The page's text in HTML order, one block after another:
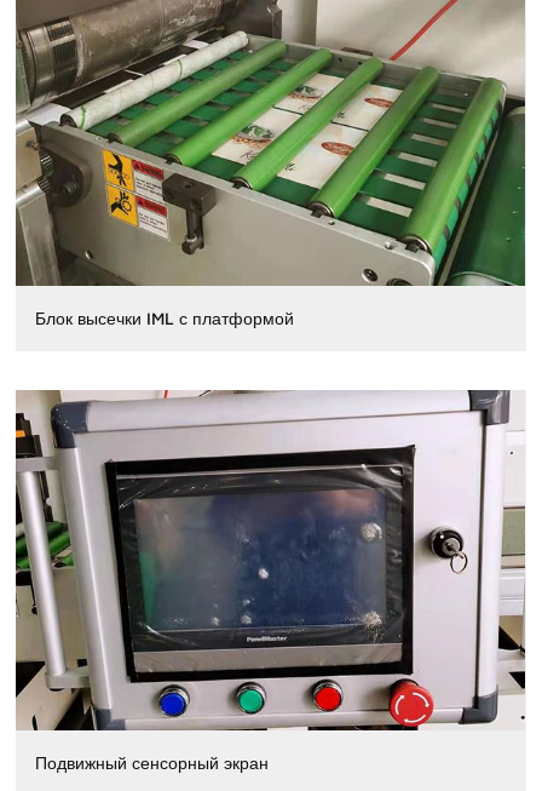
Блок высечки IML с платформой
Подвижный сенсорный экран